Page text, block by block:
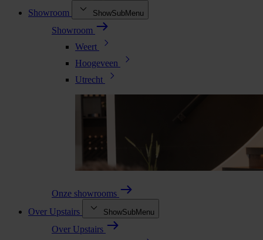
Showroom
ShowSubMenu
Showroom
Weert
Hoogeveen
Utrecht
Onze showrooms
Over Upstairs
ShowSubMenu
Over Upstairs